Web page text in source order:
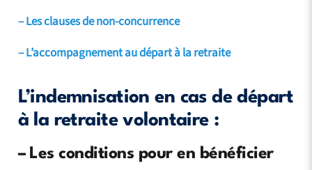
– Les clauses de non-concurrence
– L’accompagnement au départ à la retraite
L’indemnisation en cas de départ
à la retraite volontaire :
– Les conditions pour en bénéficier